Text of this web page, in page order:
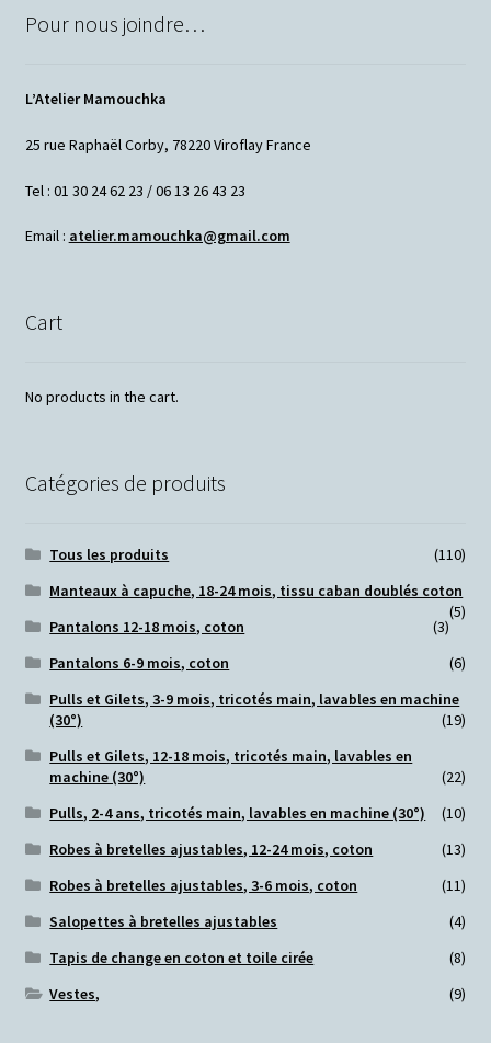
Pour nous joindre…
L’Atelier Mamouchka
25 rue Raphaël Corby, 78220 Viroflay France
Tel : 01 30 24 62 23 / 06 13 26 43 23
Email : atelier.mamouchka@gmail.com
Cart
No products in the cart.
Catégories de produits
Tous les produits
(110)
Manteaux à capuche, 18-24 mois, tissu caban doublés coton
(5)
Pantalons 12-18 mois, coton
(3)
Pantalons 6-9 mois, coton
(6)
Pulls et Gilets, 3-9 mois, tricotés main, lavables en machine
(30°)
(19)
Pulls et Gilets, 12-18 mois, tricotés main, lavables en
machine (30°)
(22)
Pulls, 2-4 ans, tricotés main, lavables en machine (30°)
(10)
Robes à bretelles ajustables, 12-24 mois, coton
(13)
Robes à bretelles ajustables, 3-6 mois, coton
(11)
Salopettes à bretelles ajustables
(4)
Tapis de change en coton et toile cirée
(8)
Vestes,
(9)